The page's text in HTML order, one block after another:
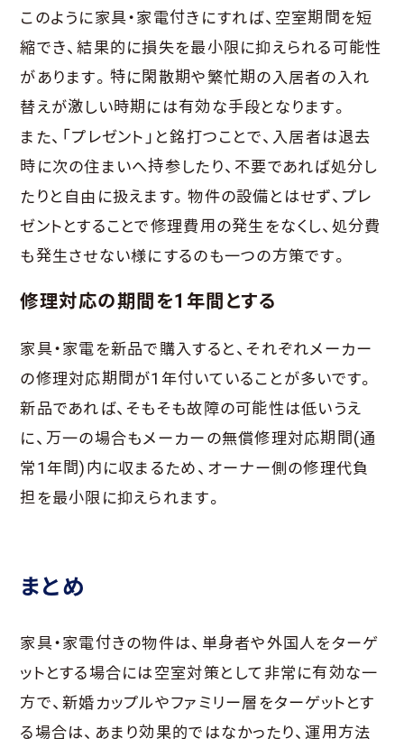
このように家具・家電付きにすれば、空室期間を短
縮でき、結果的に損失を最小限に抑えられる可能性
があります。特に閑散期や繁忙期の入居者の入れ
替えが激しい時期には有効な手段となります。
また、「プレゼント」と銘打つことで、入居者は退去
時に次の住まいへ持参したり、不要であれば処分し
たりと自由に扱えます。物件の設備とはせず、プレ
ゼントとすることで修理費用の発生をなくし、処分費
も発生させない様にするのも一つの方策です。
修理対応の期間を1年間とする
家具・家電を新品で購入すると、それぞれメーカー
の修理対応期間が1年付いていることが多いです。
新品であれば、そもそも故障の可能性は低いうえ
に、万一の場合もメーカーの無償修理対応期間(通
常1年間)内に収まるため、オーナー側の修理代負
担を最小限に抑えられます。
まとめ
家具・家電付きの物件は、単身者や外国人をターゲ
ットとする場合には空室対策として非常に有効な一
方で、新婚カップルやファミリー層をターゲットとす
る場合は、あまり効果的ではなかったり、運用方法